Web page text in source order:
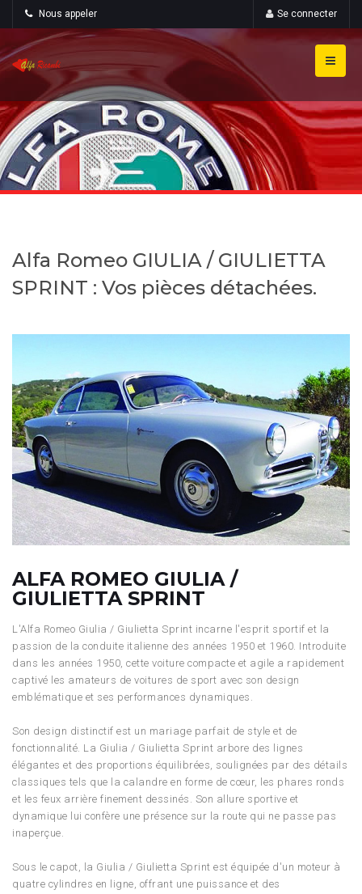
Nous appeler Se connecter
Alfa Romeo GIULIA / GIULIETTA
SPRINT : Vos pièces détachées.
ALFA ROMEO GIULIA /
GIULIETTA SPRINT
L'Alfa Romeo Giulia / Giulietta Sprint incarne l'esprit sportif et la
passion de la conduite italienne des années 1950 et 1960. Introduite
dans les années 1950, cette voiture compacte et agile a rapidement
captivé les amateurs de voitures de sport avec son design
emblématique et ses performances dynamiques.
Son design distinctif est un mariage parfait de style et de
fonctionnalité. La Giulia / Giulietta Sprint arbore des lignes
élégantes et des proportions équilibrées, soulignées par des détails
classiques tels que la calandre en forme de cœur, les phares ronds
et les feux arrière finement dessinés. Son allure sportive et
dynamique lui confère une présence sur la route qui ne passe pas
inaperçue.
Sous le capot, la Giulia / Giulietta Sprint est équipée d'un moteur à
quatre cylindres en ligne, offrant une puissance et des